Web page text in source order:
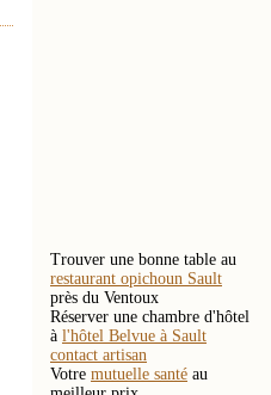
Trouver une bonne table au
restaurant opichoun Sault
près du Ventoux
Réserver une chambre d'hôtel
à l'hôtel Belvue à Sault
contact artisan
Votre mutuelle santé au